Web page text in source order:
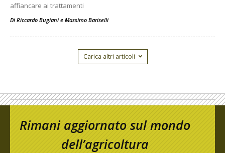
affiancare ai trattamenti
Di Riccardo Bugiani e Massimo Bariselli
Carica altri articoli
Rimani aggiornato sul mondo
dell’agricoltura